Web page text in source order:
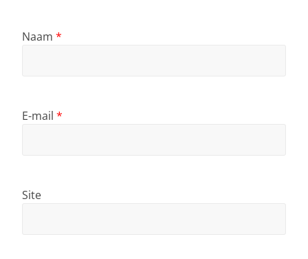
Naam *
E-mail *
Site